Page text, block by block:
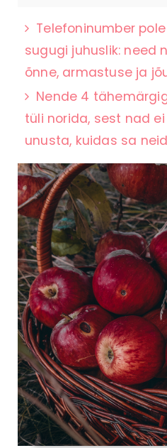
Telefoninumber
sugugi juhuslik: need
õnne, armastuse ja
Nende 4
tüli norida, sest nad
unusta, kuidas sa